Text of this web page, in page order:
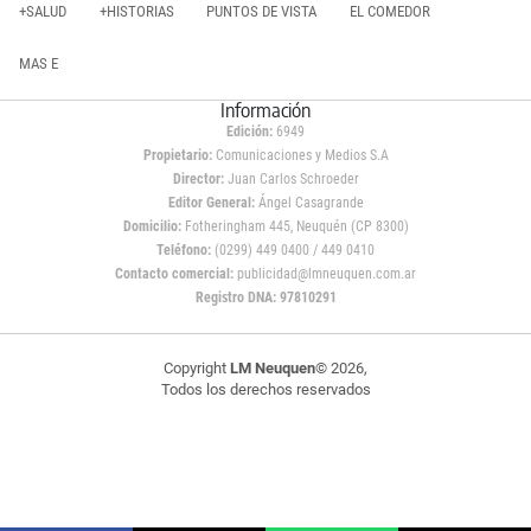
+SALUD +HISTORIAS PUNTOS DE VISTA EL COMEDOR
MAS E
Información
Edición: 6949
Propietario:Comunicaciones y Medios S.A
Director: Juan Carlos Schroeder
Editor General:Ángel Casagrande
Domicilio:Fotheringham 445, Neuquén (CP 8300)
Teléfono: (0299) 449 0400 / 449 0410
Contacto comercial: publicidad@lmneuquen.com.ar
Registro DNA: 97810291
Copyright LM Neuquen© 2026,
Todos los derechos reservados